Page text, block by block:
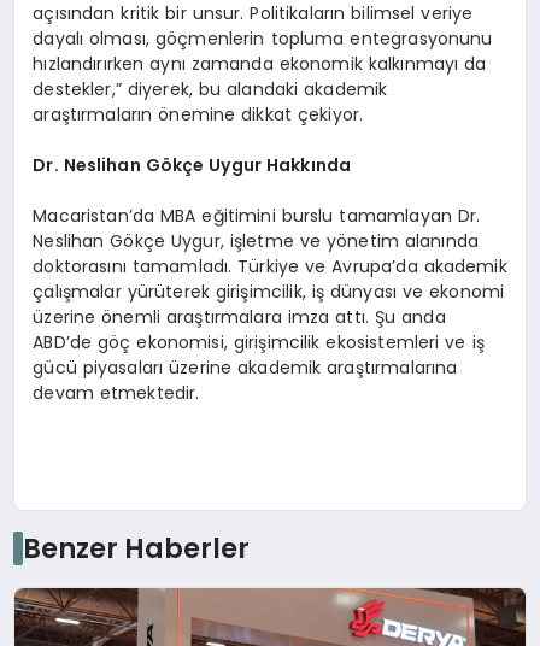
açısından kritik bir unsur. Politikaların bilimsel veriye
dayalı olması, göçmenlerin topluma entegrasyonunu
hızlandırırken aynı zamanda ekonomik kalkınmayı da
destekler,” diyerek, bu alandaki akademik
araştırmaların önemine dikkat çekiyor.
Dr. Neslihan Gökçe Uygur Hakkında
Macaristan’da MBA eğitimini burslu tamamlayan Dr.
Neslihan Gökçe Uygur, işletme ve yönetim alanında
doktorasını tamamladı. Türkiye ve Avrupa’da akademik
çalışmalar yürüterek girişimcilik, iş dünyası ve ekonomi
üzerine önemli araştırmalara imza attı. Şu anda
ABD’de göç ekonomisi, girişimcilik ekosistemleri ve iş
gücü piyasaları üzerine akademik araştırmalarına
devam etmektedir.
Benzer Haberler